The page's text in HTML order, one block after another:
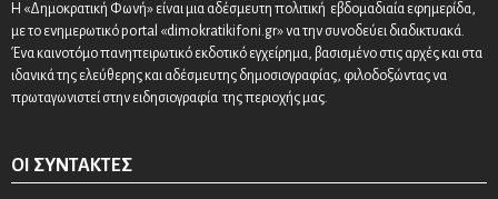
Η «Δημοκρατική Φωνή» είναι μια αδέσμευτη πολιτική εβδομαδιαία εφημερίδα,
με το ενημερωτικό portal «dimokratikifoni.gr» να την συνοδεύει διαδικτυακά.
Ένα καινοτόμο πανηπειρωτικό εκδοτικό εγχείρημα, βασισμένο στις αρχές και στα
ιδανικά της ελεύθερης και αδέσμευτης δημοσιογραφίας, φιλοδοξώντας να
πρωταγωνιστεί στην ειδησιογραφία της περιοχής μας.
ΟΙ ΣΥΝΤΆΚΤΕΣ